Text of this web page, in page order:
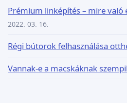
Prémium linképítés – mire való
2022. 03. 16.
Régi bútorok felhasználása
Vannak-e a macskáknak